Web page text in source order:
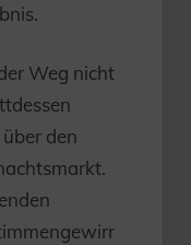
Weg nicht
den